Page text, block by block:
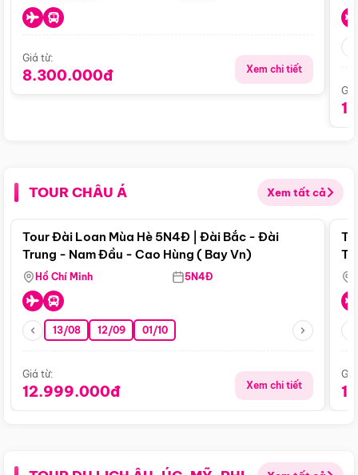
Giá từ:
8.300.000đ Xem chi tiết
TOUR CHÂU Á Xem tất cả
Điểm nổi bật
Tour Đài Loan Mùa Hè 5N4Đ | Đài Bắc - Đài
Trung - Nam Đầu - Cao Hùng ( Bay Vn)
Hồ Chí Minh 5N4Đ
13/08 12/09 01/10
Giá từ:
12.999.000đ Xem chi tiết